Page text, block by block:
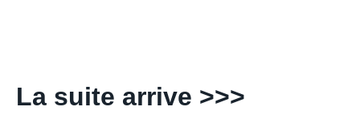
La suite arrive >>>